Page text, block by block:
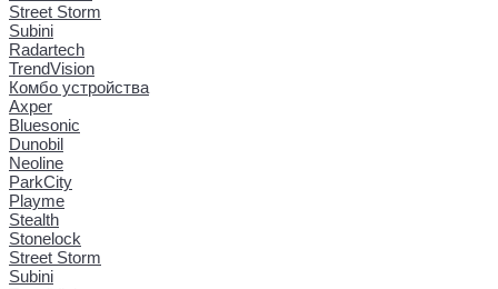
Street Storm
Subini
Radartech
TrendVision
Комбо устройства
Axper
Bluesonic
Dunobil
Neoline
ParkCity
Playme
Stealth
Stonelock
Street Storm
Subini